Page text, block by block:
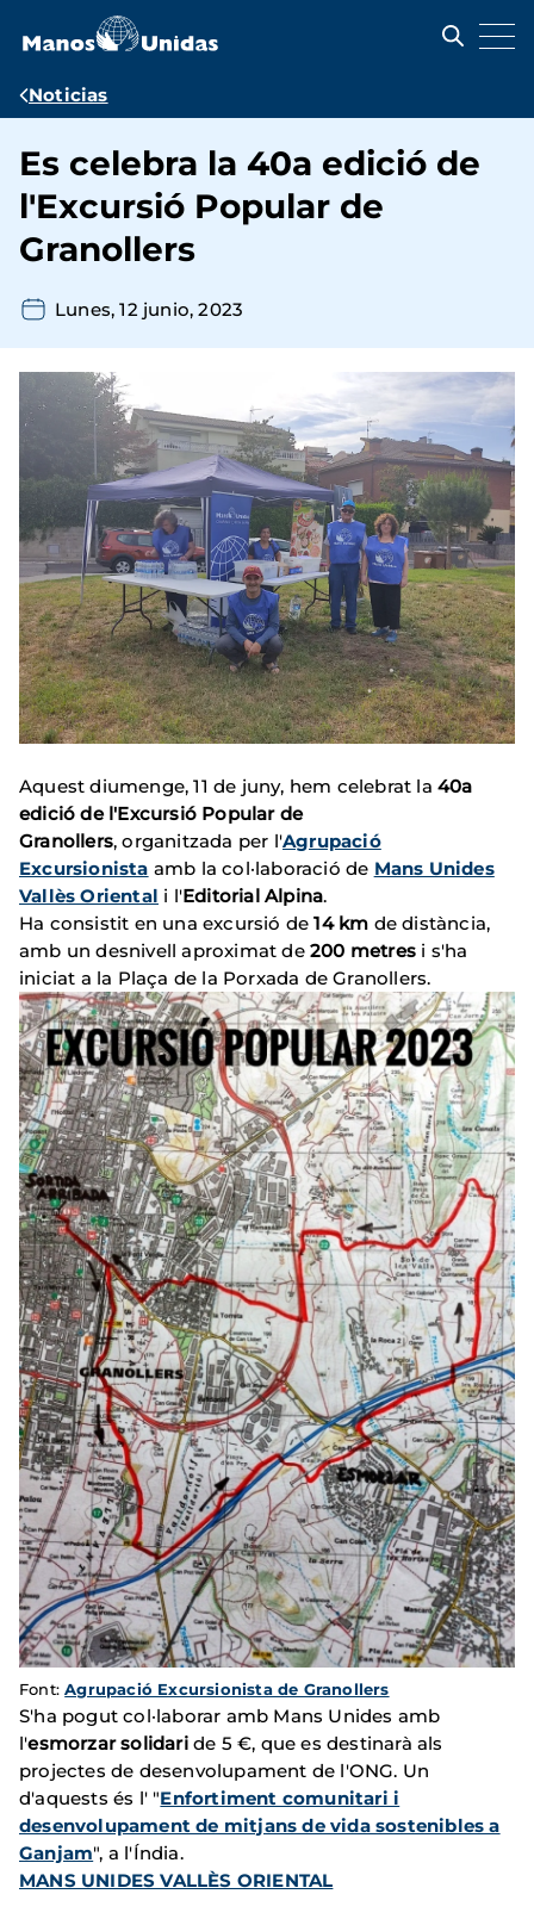
contenido
Ruta
navegación
Noticias
Es celebra la 40a edició de
l'Excursió Popular de
Granollers
Lunes, 12 junio, 2023
Aquest diumenge, 11 de juny, hem celebrat la 40a
edició de l'Excursió Popular de
Granollers, organitzada per l'Agrupació
Excursionista amb la col·laboració de Mans Unides
Vallès Oriental i l'Editorial Alpina.
Ha consistit en una excursió de14 km de distància,
amb un desnivell aproximat de 200 metres i s'ha
iniciat a la Plaça de la Porxada de Granollers.
Font:Agrupació Excursionista de Granollers
S'ha pogut col·laborar amb Mans Unides amb
l'esmorzar solidaride 5 €, que es destinarà als
projectes de desenvolupament de l'ONG. Un
d'aquests és l' "Enfortiment comunitari i
desenvolupament de mitjans de vida sostenibles a
Ganjam", a l'Índia.
MANS UNIDES VALLÈS ORIENTAL